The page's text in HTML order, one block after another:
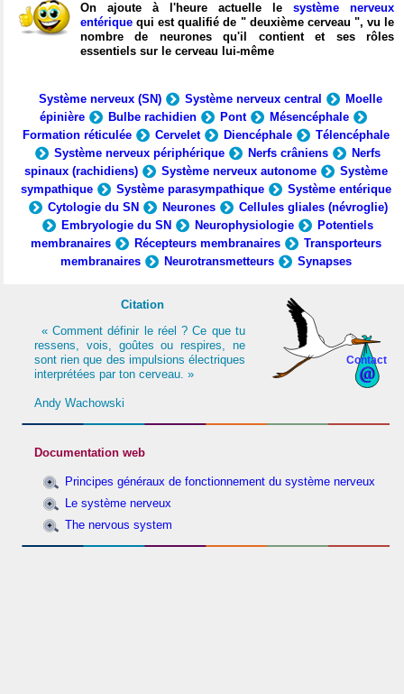
On ajoute à l'heure actuelle le système nerveux
entérique qui est qualifié de " deuxième cerveau ", vu le
nombre de neurones qu'il contient et ses rôles
essentiels sur le cerveau lui-même
Système nerveux (SN) Système nerveux central
Moelle
épinière
Bulbe rachidien Pont
Mésencéphale
Formation réticulée
Cervelet Diencéphale
Télencéphale
Système nerveux périphérique
Nerfs crâniens
Nerfs
spinaux (rachidiens)
Système nerveux autonome
Système
sympathique
Système parasympathique
Système entérique
Cytologie du SN
Neurones
Cellules gliales (névroglie)
Embryologie du SN
Neurophysiologie
Potentiels
membranaires
Récepteurs membranaires
Transporteurs
membranaires
Neurotransmetteurs Synapses
Contact
Citation
« Comment définir le réel ? Ce que tu
ressens, vois, goûtes ou respires, ne
sont rien que des impulsions électriques
interprétées par ton cerveau. »
Andy Wachowski
Documentation web
Principes généraux de fonctionnement du système nerveux
Le système nerveux
The nervous system